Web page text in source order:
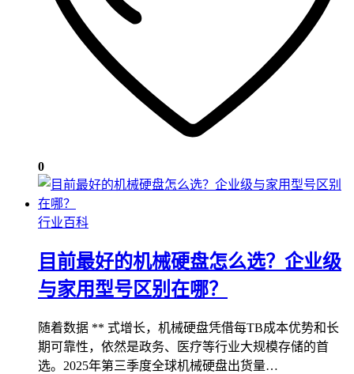
0
行业百科
目前最好的机械硬盘怎么选？企业级
与家用型号区别在哪？
随着数据 ** 式增长，机械硬盘凭借每TB成本优势和长
期可靠性，依然是政务、医疗等行业大规模存储的首
选。2025年第三季度全球机械硬盘出货量…